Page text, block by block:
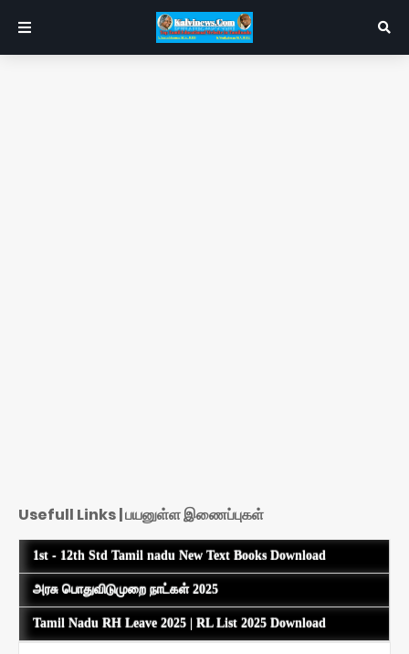
Usefull Links | பயனுள்ள இணைப்புகள்
1st - 12th Std Tamil nadu New Text Books Download
அரசு பொதுவிடுமுறை நாட்கள் 2025
Tamil Nadu RH Leave 2025 | RL List 2025 Download